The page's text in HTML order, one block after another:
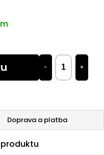
+
−
Doprava a platba